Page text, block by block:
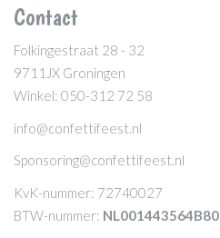
Contact
Folkingestraat 28 - 32
9711JX Groningen
Winkel: 050-312 72 58
info@confettifeest.nl
Sponsoring@confettifeest.nl
KvK-nummer: 72740027
BTW-nummer: NL001443564B80